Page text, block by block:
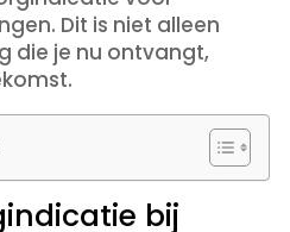
Dit is niet alleen
die je nu ontvangt,
bij